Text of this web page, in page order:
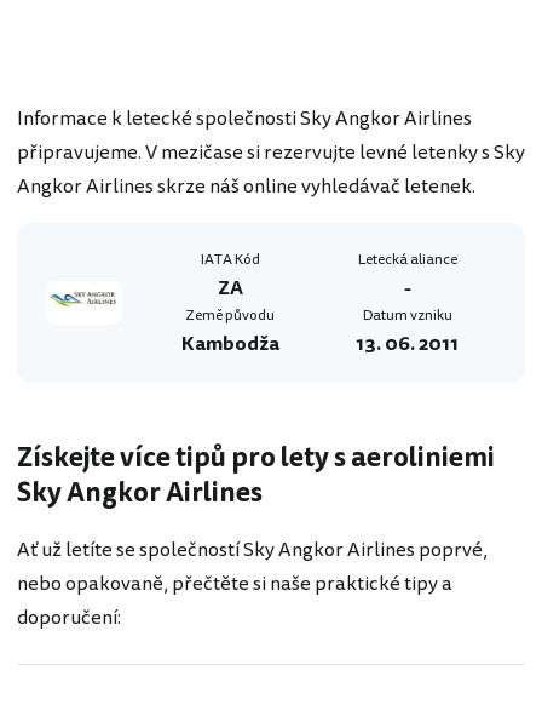
Informace k letecké společnosti Sky Angkor Airlines
připravujeme. V mezičase si rezervujte levné letenky s Sky
Angkor Airlines skrze náš online vyhledávač letenek.
IATA Kód
ZA
Letecká aliance
-
Země původu
Kambodža
Datum vzniku
13. 06. 2011
Získejte více tipů pro lety s aeroliniemi
Sky Angkor Airlines
Ať už letíte se společností Sky Angkor Airlines poprvé,
nebo opakovaně, přečtěte si naše praktické tipy a
doporučení: